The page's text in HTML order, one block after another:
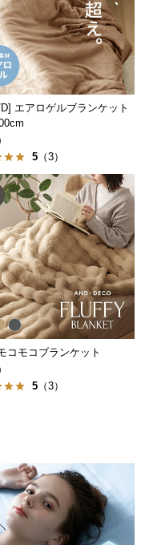
エアロゲルブランケット
5 （3）
コモコブランケット
5 （3）